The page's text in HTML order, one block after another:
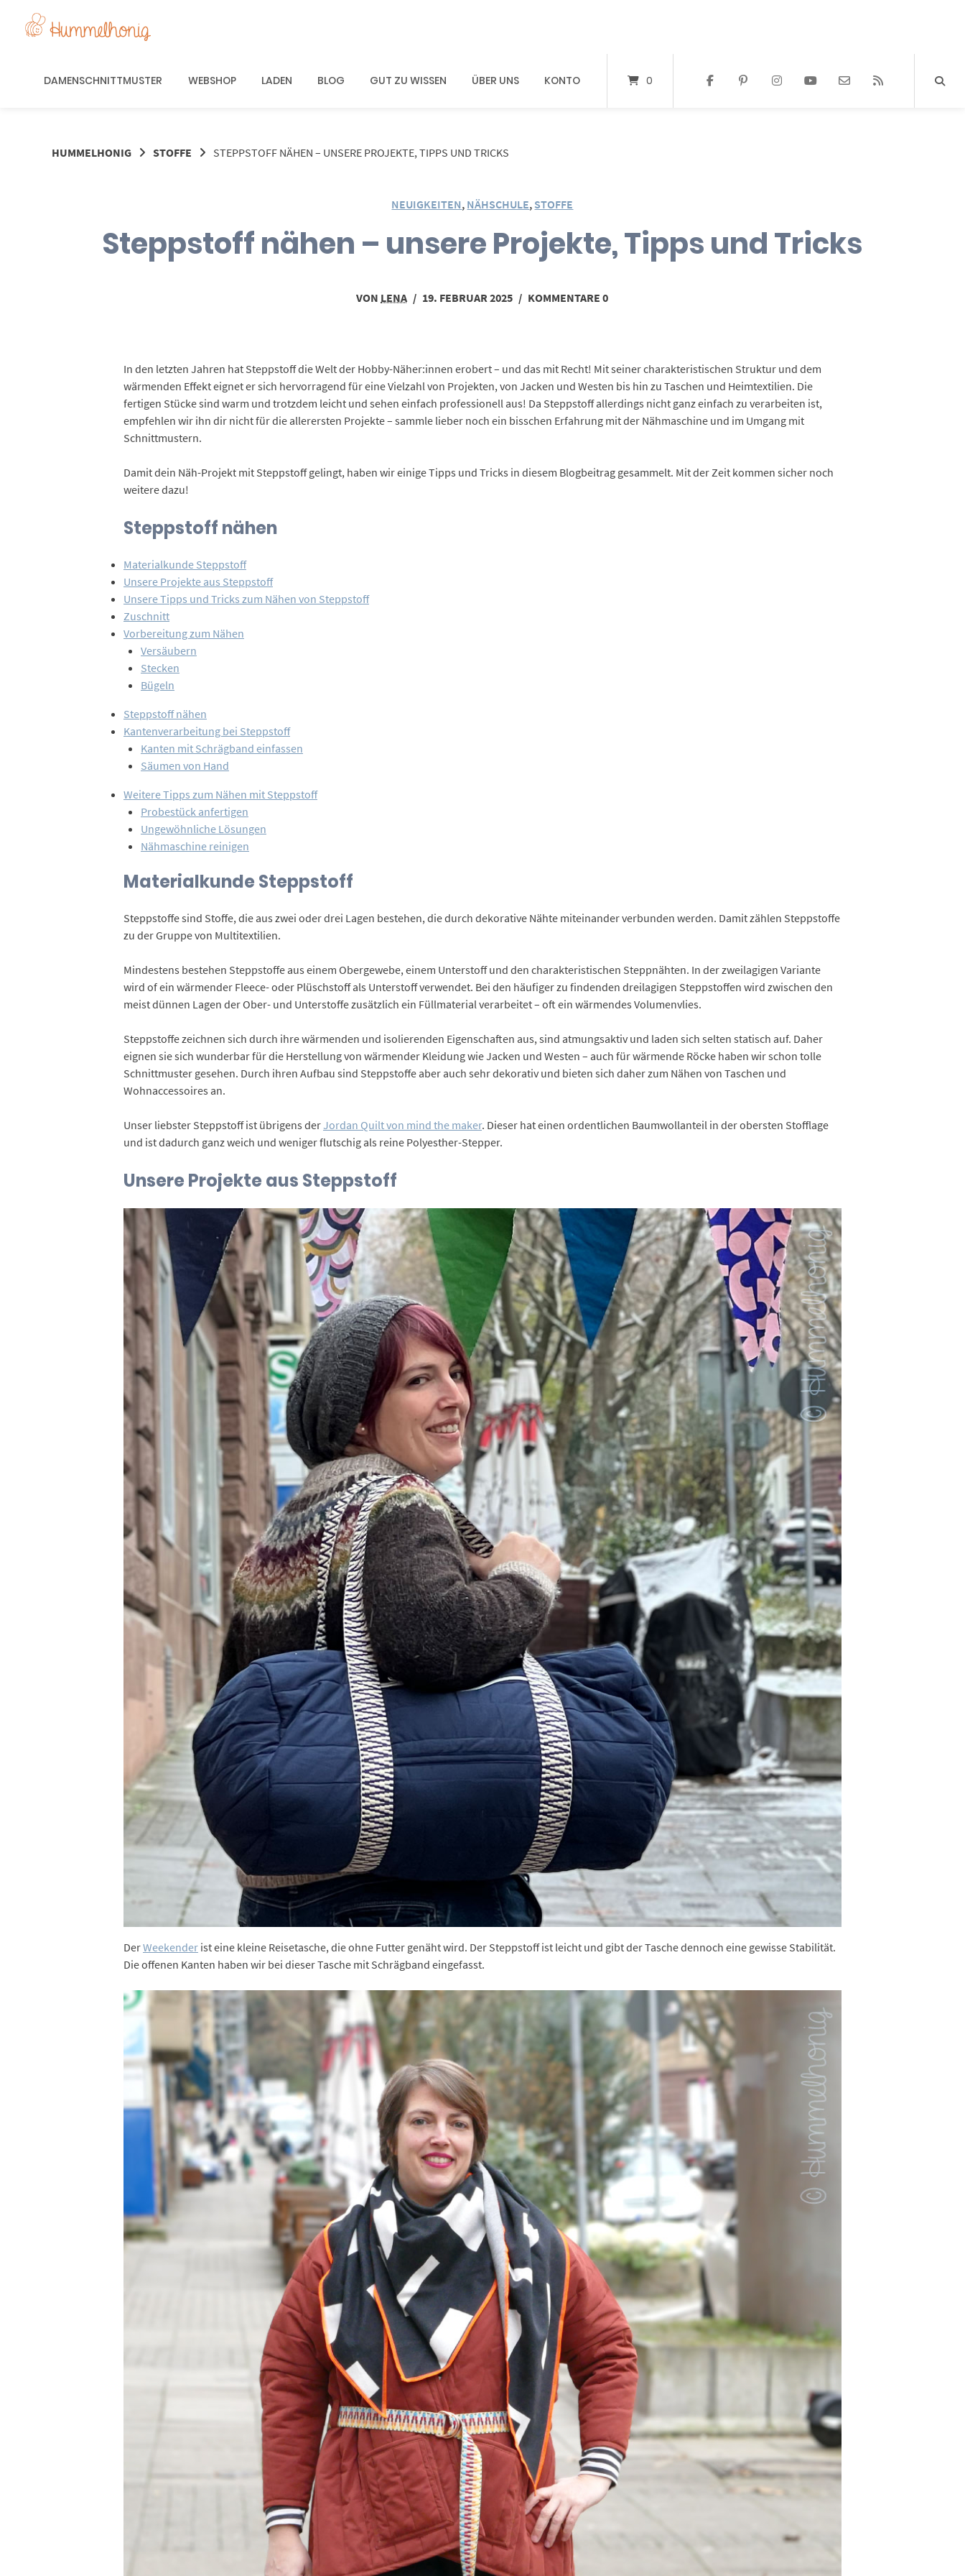
DAMENSCHNITTMUSTER WEBSHOP LADEN BLOG GUT ZU WISSEN ÜBER UNS KONTO 0
HUMMELHONIG STOFFE STEPPSTOFF NÄHEN – UNSERE PROJEKTE, TIPPS UND TRICKS
NEUIGKEITEN, NÄHSCHULE, STOFFE
Steppstoff nähen – unsere Projekte, Tipps und Tricks
VON LENA / 19. FEBRUAR 2025 / KOMMENTARE 0
In den letzten Jahren hat Steppstoff die Welt der Hobby-Näher:innen erobert – und das mit Recht! Mit seiner charakteristischen Struktur und dem
wärmenden Effekt eignet er sich hervorragend für eine Vielzahl von Projekten, von Jacken und Westen bis hin zu Taschen und Heimtextilien. Die
fertigen Stücke sind warm und trotzdem leicht und sehen einfach professionell aus! Da Steppstoff allerdings nicht ganz einfach zu verarbeiten ist,
empfehlen wir ihn dir nicht für die allerersten Projekte – sammle lieber noch ein bisschen Erfahrung mit der Nähmaschine und im Umgang mit
Schnittmustern.
Damit dein Näh-Projekt mit Steppstoff gelingt, haben wir einige Tipps und Tricks in diesem Blogbeitrag gesammelt. Mit der Zeit kommen sicher noch
weitere dazu!
Steppstoff nähen
Materialkunde Steppstoff
Unsere Projekte aus Steppstoff
Unsere Tipps und Tricks zum Nähen von Steppstoff
Zuschnitt
Vorbereitung zum Nähen
Versäubern
Stecken
Bügeln
Steppstoff nähen
Kantenverarbeitung bei Steppstoff
Kanten mit Schrägband einfassen
Säumen von Hand
Weitere Tipps zum Nähen mit Steppstoff
Probestück anfertigen
Ungewöhnliche Lösungen
Nähmaschine reinigen
Materialkunde Steppstoff
Steppstoffe sind Stoffe, die aus zwei oder drei Lagen bestehen, die durch dekorative Nähte miteinander verbunden werden. Damit zählen Steppstoffe
zu der Gruppe von Multitextilien.
Mindestens bestehen Steppstoffe aus einem Obergewebe, einem Unterstoff und den charakteristischen Steppnähten. In der zweilagigen Variante
wird of ein wärmender Fleece- oder Plüschstoff als Unterstoff verwendet. Bei den häufiger zu findenden dreilagigen Steppstoffen wird zwischen den
meist dünnen Lagen der Ober- und Unterstoffe zusätzlich ein Füllmaterial verarbeitet – oft ein wärmendes Volumenvlies.
Steppstoffe zeichnen sich durch ihre wärmenden und isolierenden Eigenschaften aus, sind atmungsaktiv und laden sich selten statisch auf. Daher
eignen sie sich wunderbar für die Herstellung von wärmender Kleidung wie Jacken und Westen – auch für wärmende Röcke haben wir schon tolle
Schnittmuster gesehen. Durch ihren Aufbau sind Steppstoffe aber auch sehr dekorativ und bieten sich daher zum Nähen von Taschen und
Wohnaccessoires an.
Unser liebster Steppstoff ist übrigens derJordan Quilt von mind the maker. Dieser hat einen ordentlichen Baumwollanteil in der obersten Stofflage
und ist dadurch ganz weich und weniger flutschig als reine Polyesther-Stepper.
Unsere Projekte aus Steppstoff
DerWeekenderist eine kleine Reisetasche, die ohne Futter genäht wird. Der Steppstoff ist leicht und gibt der Tasche dennoch eine gewisse Stabilität.
Die offenen Kanten haben wir bei dieser Tasche mit Schrägband eingefasst.